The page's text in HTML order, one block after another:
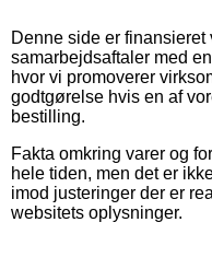
Denne side er
samarbejdsaftaler med
hvor vi promoverer
godtgørelse hvis en af
bestilling.
Fakta omkring varer og
hele tiden, men det er
imod justeringer der er
websitets oplysninger.